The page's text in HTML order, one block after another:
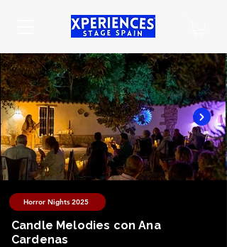
Horror Nights 2025
Candle Melodies con Ana
Cardenas